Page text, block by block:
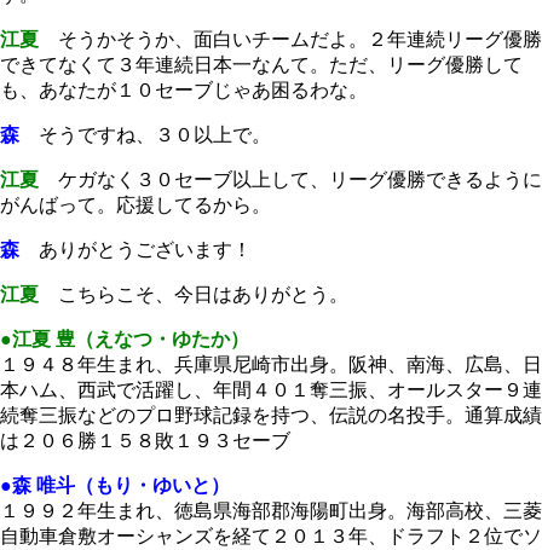
江夏 そうかそうか、面白いチームだよ。２年連続リーグ優勝
できてなくて３年連続日本一なんて。ただ、リーグ優勝して
も、あなたが１０セーブじゃあ困るわな。
森 そうですね、３０以上で。
江夏 ケガなく３０セーブ以上して、リーグ優勝できるように
がんばって。応援してるから。
森 ありがとうございます！
江夏 こちらこそ、今日はありがとう。
●江夏 豊（えなつ・ゆたか）
１９４８年生まれ、兵庫県尼崎市出身。阪神、南海、広島、日
本ハム、西武で活躍し、年間４０１奪三振、オールスター９連
続奪三振などのプロ野球記録を持つ、伝説の名投手。通算成績
は２０６勝１５８敗１９３セーブ
●森 唯斗（もり・ゆいと）
１９９２年生まれ、徳島県海部郡海陽町出身。海部高校、三菱
自動車倉敷オーシャンズを経て２０１３年、ドラフト２位でソ